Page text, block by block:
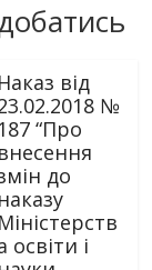
Наказ від
№
187 “Про
внесення
до
наказу
Міністерств
освіти і